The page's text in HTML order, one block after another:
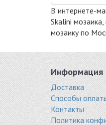
В интернете-
Skalini
мозаику по
Информация
Доставка
Способы
Контакты
Политика